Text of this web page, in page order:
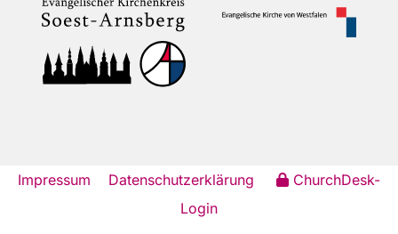
Impressum Datenschutzerklärung
ChurchDesk-
Login